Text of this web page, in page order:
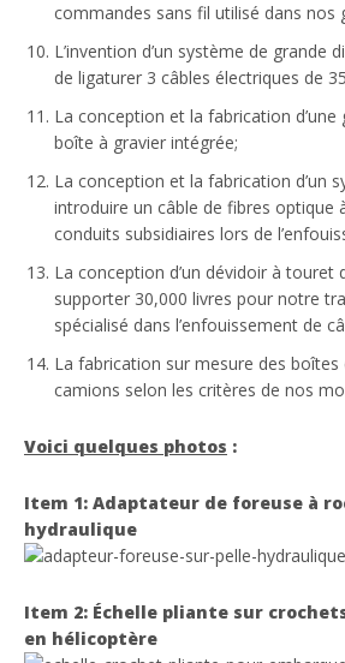
commandes sans fil utilisé dans nos
L’invention d’un système de grande
de ligaturer 3 câbles électriques de
La conception et la fabrication d’une
boîte à gravier intégrée;
La conception et la fabrication d’un
introduire un câble de fibres optique
conduits subsidiaires lors de
La conception d’un dévidoir à touret
supporter 30,000 livres pour notre
spécialisé dans l’enfouissement de
La fabrication sur mesure des boîtes
camions selon les critères de nos
Voici quelques photos :
Item 1: Adaptateur de foreuse à
hydraulique
Item 2: Échelle pliante sur
en hélicoptère